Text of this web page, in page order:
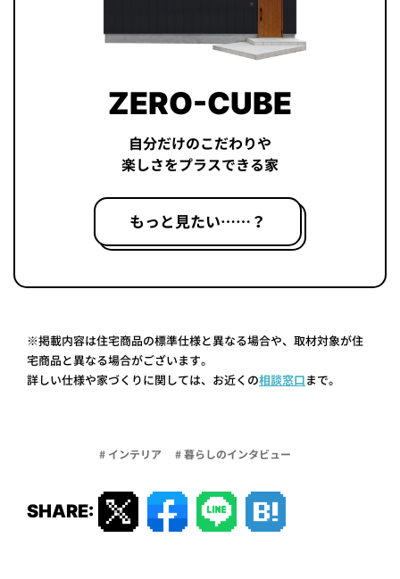
ZERO-CUBE
自分だけのこだわりや
楽しさをプラスできる家
もっと見たい……？
※掲載内容は住宅商品の標準仕様と異なる場合や、取材対象が住
宅商品と異なる場合がございます。
詳しい仕様や家づくりに関しては、お近くの相談窓口まで。
# インテリア # 暮らしのインタビュー
SHARE: